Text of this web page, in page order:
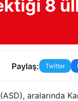
8
Paylaş: Twitter
aralarında